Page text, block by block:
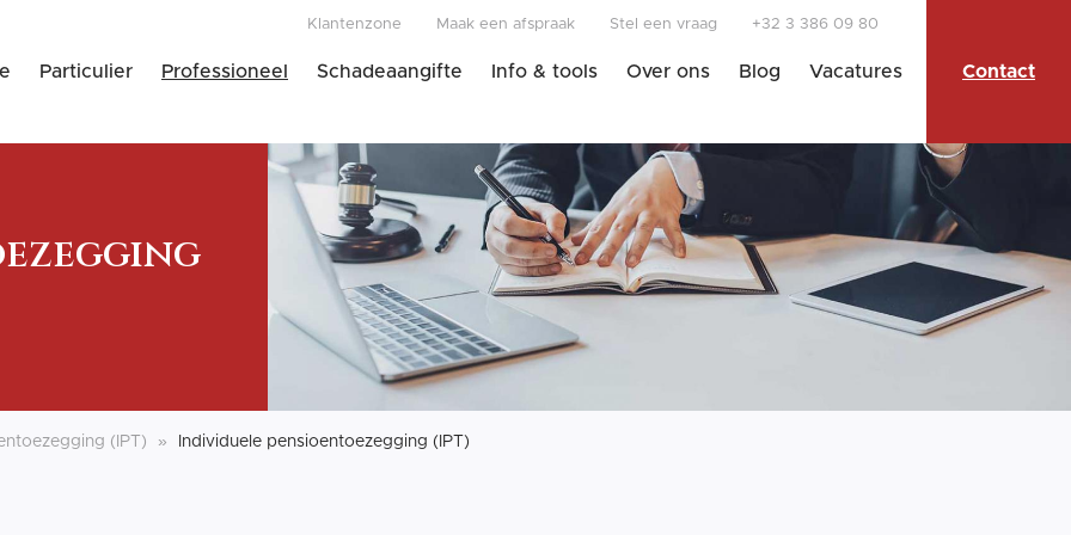
Klantenzone Maak een afspraak Stel een vraag +32 3 386 09 80
Particulier Professioneel Schadeaangifte Info & tools Over ons Blog Vacatures Contact
(IPT) Individuele pensioentoezegging (IPT)